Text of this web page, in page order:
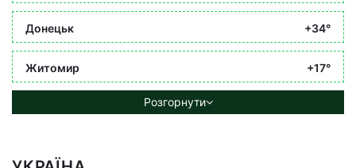
Донецьк +34°
Житомир +17°
Розгорнути